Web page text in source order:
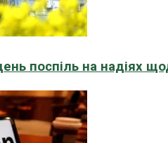
поспіль на надіях